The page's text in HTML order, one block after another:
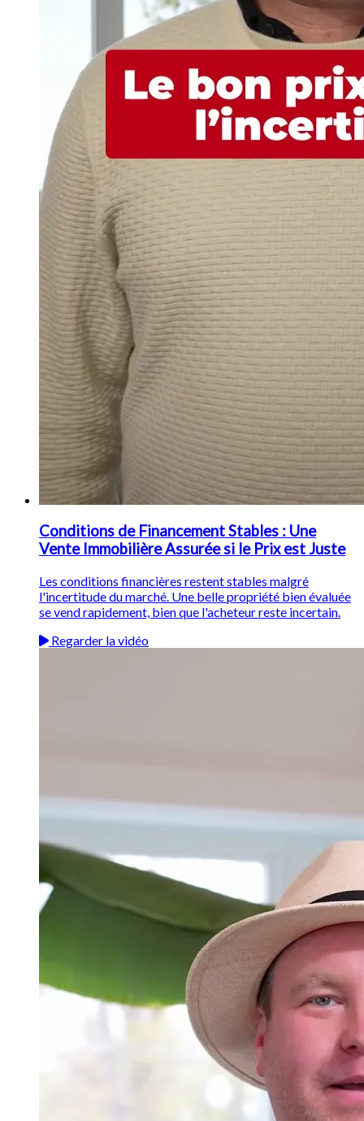
Conditions de Financement Stables : Une
Vente Immobilière Assurée si le Prix est Juste
Les conditions financières restent stables malgré
l'incertitude du marché. Une belle propriété bien évaluée
se vend rapidement, bien que l'acheteur reste incertain.
Regarder la vidéo